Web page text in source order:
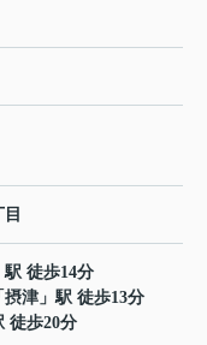
目
駅 徒歩14分
摂津 」駅 徒歩13分
徒歩20分